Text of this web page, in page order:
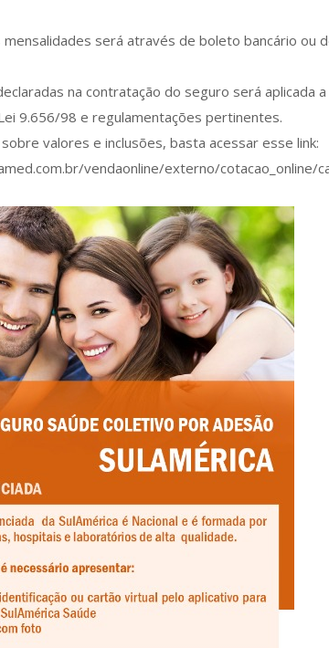
será através de boleto bancário ou
na contratação do seguro será
9.656/98 e regulamentações pertinentes.
valores e inclusões, basta acessar esse link:
vendaonline/externo/cotacao_online/